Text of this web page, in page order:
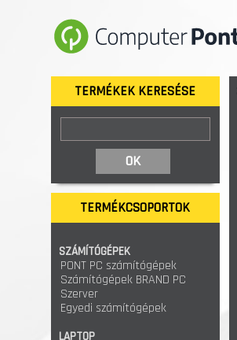
TERMÉKEK KERESÉSE
TERMÉKCSOPORTOK
SZÁMÍTÓGÉPEK
PONT PC számítógépek
Számítógépek BRAND PC
Szerver
Egyedi számítógépek
LAPTOP